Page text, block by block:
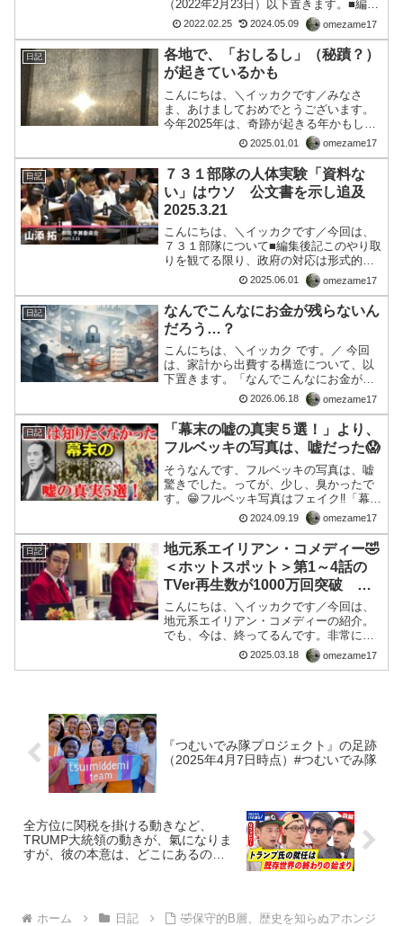
（2022年2月23日）以下置きます。■編集
後記ミハイル・ガルージン駐日ロシア大
使によれば彼が、公的な場で述べている
のは見逃せない事実であろう！それは、
ウクライナ軍によるジ...
2022.02.25 2024.05.09 omezame17
日記
各地で、「おしるし」（秘蹟？）
が起きているかも
こんにちは、＼イッカクです／みなさ
ま、あけましておめでとうございます。
今年2025年は、奇跡が起きる年かもしれ
ません。１５：２２現在、和多志の家に
西日が差しており窓のカーテン越しに
「太陽さま」を撮影した所、UFOのよう
なかたちというか、聖霊...
2025.01.01 omezame17
日記
７３１部隊の人体実験「資料な
い」はウソ 公文書を示し追及
2025.3.21
こんにちは、＼イッカクです／今回は、
７３１部隊について■編集後記このやり取
りを観てる限り、政府の対応は形式的な
逃げ口上に終始しており、歴史の事実に
向き合う姿勢が欠如していると感じる。
井本日記やイペリット実験文書は、単な
る「私文書」や「歴史資...
2025.06.01 omezame17
日記
なんでこんなにお金が残らないん
だろう…？
こんにちは、＼イッカク です。／ 今回
は、家計から出費する構造について、以
下置きます。「なんでこんなにお金が残
らないんだろう…？」給料日なのに、通
帳を見るとため息が出る。 「税金も払っ
てるし、社会保険料も払ってるし、生活
費もそんなに贅沢して...
2026.06.18 omezame17
日記
「幕末の嘘の真実５選！」より、
フルベッキの写真は、嘘だった😱
そうなんです、フルベッキの写真は、嘘
驚きでした。ってが、少し、臭かったで
す。😁フルベッキ写真はフェイク‼「幕末
の志士集合写真」→実は「佐賀藩校の生
徒」1⃣写真に写っているのは、佐賀藩が
長崎に建てた英語学塾「致遠館」で教鞭
をとっていたオランダ...
2024.09.19 omezame17
日記
地元系エイリアン・コメディー🤣
＜ホットスポット＞第1～4話の
TVer再生数が1000万回突破 バ
カリズム脚本
こんにちは、＼イッカクです／今回は、
地元系エイリアン・コメディーの紹介。
でも、今は、終ってるんです。非常に、
面白い設定で、日常の中になんで、ファ
ンタジーがリアルに入ってしまってる
2025.03.18 omezame17
『つむいでみ隊プロジェクト』の足跡
（2025年4月7日時点）#つむいでみ隊
全方位に関税を掛ける動きなど、
TRUMP大統領の動きが、氣になりま
すが、彼の本意は、どこにあるの
ホーム 日記
🤣保守的B層、歴史を知らぬアホンジ